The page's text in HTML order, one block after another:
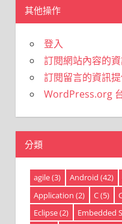
其他操作
登入
訂閱網站內容的
訂閱留言的資訊
WordPress.org
分類
agile(3) Android (42)
Application (2) C(5)
Eclipse(2) Embedded